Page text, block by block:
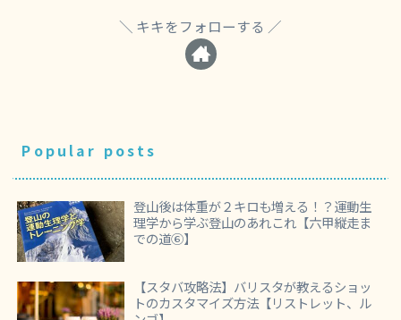
キキをフォローする
Popular posts
登山後は体重が２キロも増える！？運動生
理学から学ぶ登山のあれこれ【六甲縦走ま
での道⑥】
【スタバ攻略法】バリスタが教えるショッ
トのカスタマイズ方法【リストレット、ル